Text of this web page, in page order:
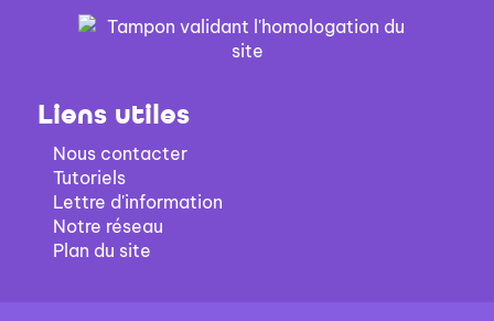
Liens utiles
Nous contacter
Tutoriels
Lettre d'information
Notre réseau
Plan du site